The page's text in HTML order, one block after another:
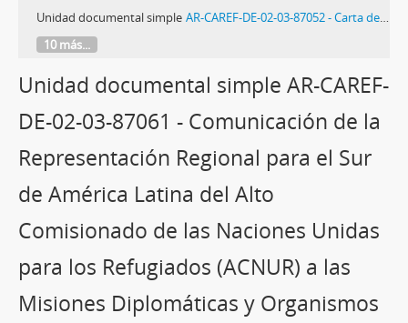
Unidad documental simple AR-CAREF-DE-02-03-87052 - Carta de Kadem Villamar a Alicia Peiró
10 más...
Unidad documental simple AR-CAREF-
DE-02-03-87061 - Comunicación de la
Representación Regional para el Sur
de América Latina del Alto
Comisionado de las Naciones Unidas
para los Refugiados (ACNUR) a las
Misiones Diplomáticas y Organismos